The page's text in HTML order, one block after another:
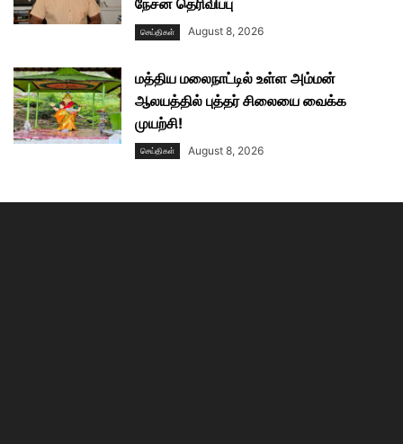
நேசன் தெரிவிப்பு
செய்திகள் August 8, 2026
மத்திய மலைநாட்டில் உள்ள அம்மன்
ஆலயத்தில் புத்தர் சிலையை வைக்க
முயற்சி!
செய்திகள் August 8, 2026